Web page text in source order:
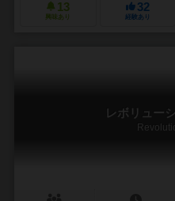
13
興味あり
32
経験あり
レボリュー